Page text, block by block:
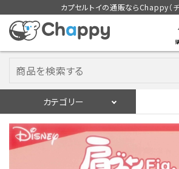
カプセルトイの通販ならChappy（チ
カテゴリー
ログイン 会員
入荷スケジュールをチェック